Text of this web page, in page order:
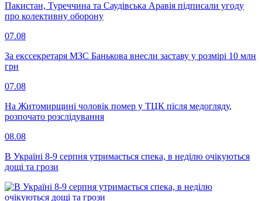
Пакистан, Туреччина та Саудівська Аравія підписали угоду
про колективну оборону
07.08
За екссекретаря МЗС Банькова внесли заставу у розмірі 10 млн
грн
07.08
На Житомирщині чоловік помер у ТЦК після медогляду,
розпочато розслідування
08.08
В Україні 8-9 серпня утримається спека, в неділю очікуються
дощі та грози